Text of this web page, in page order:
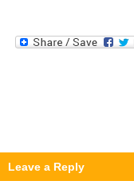
Leave a Reply